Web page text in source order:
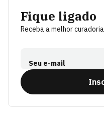
Fique ligado
Receba a melhor
Seu e-mail